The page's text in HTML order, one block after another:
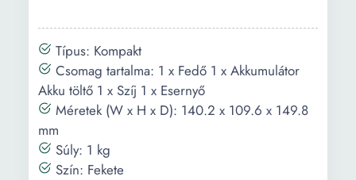
Elem/Akkumulátor
típusa:
Akkumulátor
típusa:
Li-Ion
Memóriahely
típusa:
Típus: Kompakt
Csomag tartalma: 1 x Fedő 1 x Akkumulátor
Akku töltő 1 x Szíj 1 x Esernyő
Méretek (W x H x D): 140.2 x 109.6 x 149.8
mm
Súly: 1 kg
Szín: Fekete